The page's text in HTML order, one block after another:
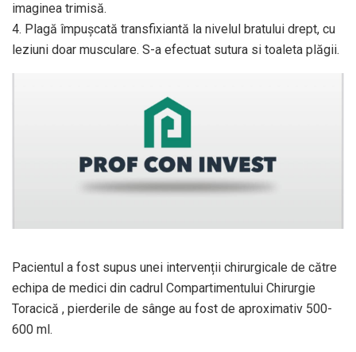
imaginea trimisă.
4. Plagă împușcată transfixiantă la nivelul bratului drept, cu
leziuni doar musculare. S-a efectuat sutura si toaleta plăgii.
Pacientul a fost supus unei intervenții chirurgicale de către
echipa de medici din cadrul Compartimentului Chirurgie
Toracică , pierderile de sânge au fost de aproximativ 500-
600 ml.